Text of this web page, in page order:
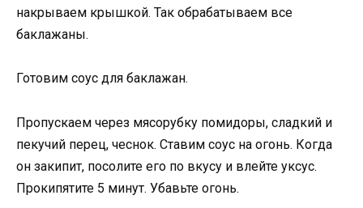
накрываем крышкой. Так обрабатываем все
баклажаны.
Готовим соус для баклажан.
Пропускаем через мясорубку помидоры, сладкий и
пекучий перец, чеснок. Ставим соус на огонь. Когда
он закипит, посолите его по вкусу и влейте уксус.
Прокипятите 5 минут. Убавьте огонь.